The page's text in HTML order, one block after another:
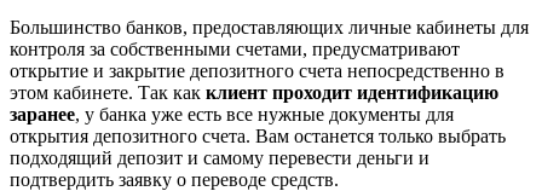
Большинство банков, предоставляющих личные кабинеты для
контроля за собственными счетами, предусматривают
открытие и закрытие депозитного счета непосредственно в
этом кабинете. Так как клиент проходит идентификацию
заранее, у банка уже есть все нужные документы для
открытия депозитного счета. Вам останется только выбрать
подходящий депозит и самому перевести деньги и
подтвердить заявку о переводе средств.